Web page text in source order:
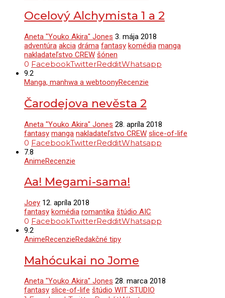
Ocelový Alchymista 1 a 2
Aneta "Youko Akira" Jones 3. mája 2018
adventúra akcia dráma fantasy komédia manga
nakladateľstvo CREW šónen
0 FacebookTwitterRedditWhatsapp
9.2
Manga, manhwa a webtoonyRecenzie
Čarodejova nevěsta 2
Aneta "Youko Akira" Jones 28. apríla 2018
fantasy manga nakladateľstvo CREW slice-of-life
0 FacebookTwitterRedditWhatsapp
7.8
AnimeRecenzie
Aa! Megami-sama!
Joey 12. apríla 2018
fantasy komédia romantika štúdio AIC
0 FacebookTwitterRedditWhatsapp
9.2
AnimeRecenzieRedakčné tipy
Mahócukai no Jome
Aneta "Youko Akira" Jones 28. marca 2018
fantasy slice-of-life štúdio WIT STUDIO